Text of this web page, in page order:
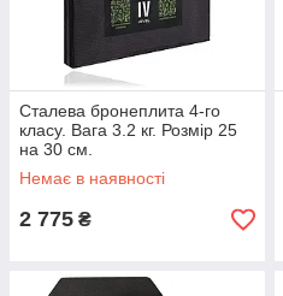
Сталева бронеплита 4-го
класу. Вага 3.2 кг. Розмір 25
на 30 см.
Немає в наявності
2 775 ₴